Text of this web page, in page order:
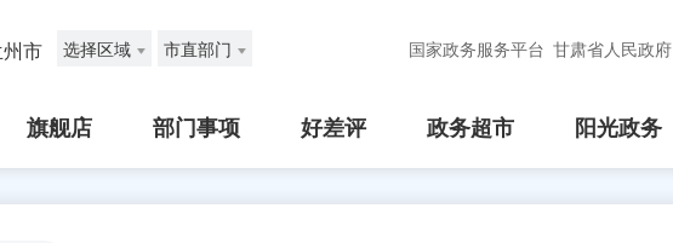
市 选择区域 市直部门 国家政务服务平台 甘肃省人民政府
旗舰店 部门事项 好差评 政务超市 阳光政务